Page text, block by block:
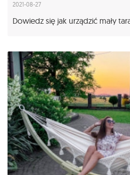
2021-08-27
Dowiedz się jak urządzić mały